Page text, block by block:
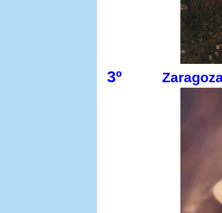
3º